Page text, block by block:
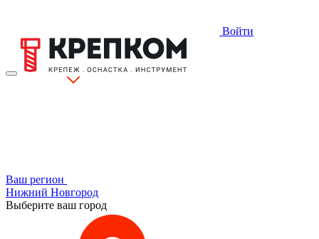
Войти
Ваш регион
Нижний Новгород
Выберите ваш город